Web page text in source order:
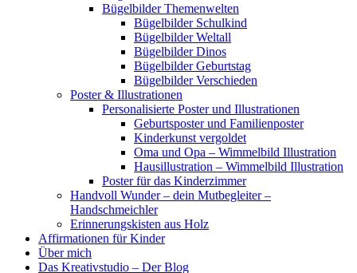
Bügelbilder Themenwelten
Bügelbilder Schulkind
Bügelbilder Weltall
Bügelbilder Dinos
Bügelbilder Geburtstag
Bügelbilder Verschieden
Poster & Illustrationen
Personalisierte Poster und Illustrationen
Geburtsposter und Familienposter
Kinderkunst vergoldet
Oma und Opa – Wimmelbild Illustration
Hausillustration – Wimmelbild Illustration
Poster für das Kinderzimmer
Handvoll Wunder – dein Mutbegleiter –
Handschmeichler
Erinnerungskisten aus Holz
Affirmationen für Kinder
Über mich
Das Kreativstudio – Der Blog